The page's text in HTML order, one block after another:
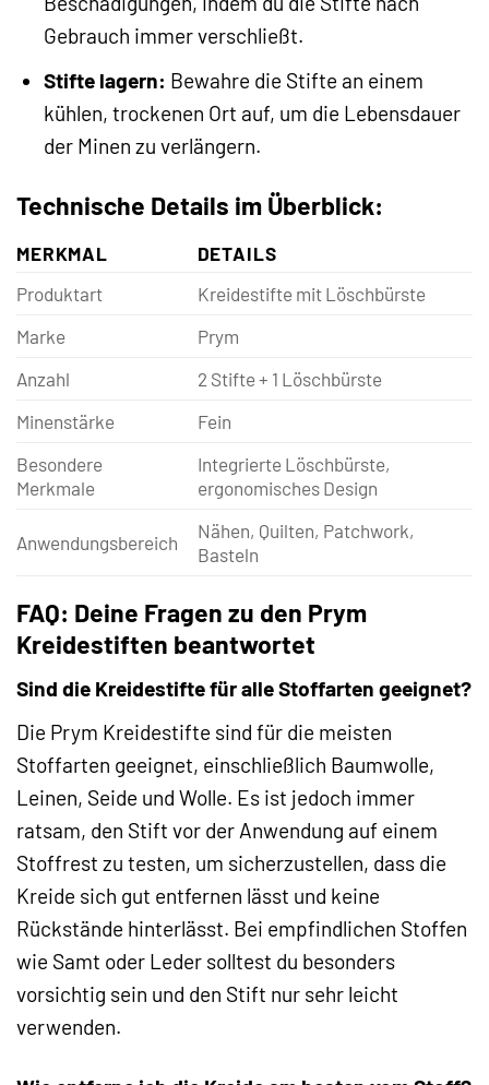
Gebrauch immer verschließt.
Stifte lagern: Bewahre die Stifte an einem
kühlen, trockenen Ort auf, um die Lebensdauer
der Minen zu verlängern.
Technische Details im Überblick:
MERKMAL
DETAILS
Produktart
Kreidestifte mit Löschbürste
Marke
Prym
Anzahl
2 Stifte + 1 Löschbürste
Minenstärke
Fein
Besondere
Merkmale
Integrierte Löschbürste,
ergonomisches Design
Anwendungsbereich
Nähen, Quilten, Patchwork,
Basteln
FAQ: Deine Fragen zu den Prym
Kreidestiften beantwortet
Sind die Kreidestifte für alle Stoffarten geeignet?
Die Prym Kreidestifte sind für die meisten
Stoffarten geeignet, einschließlich Baumwolle,
Leinen, Seide und Wolle. Es ist jedoch immer
ratsam, den Stift vor der Anwendung auf einem
Stoffrest zu testen, um sicherzustellen, dass die
Kreide sich gut entfernen lässt und keine
Rückstände hinterlässt. Bei empfindlichen Stoffen
wie Samt oder Leder solltest du besonders
vorsichtig sein und den Stift nur sehr leicht
verwenden.